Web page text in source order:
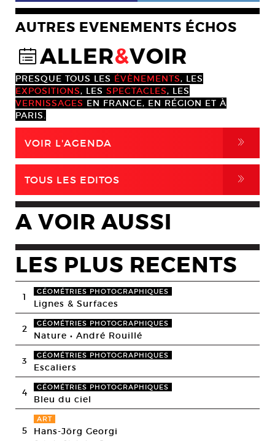
AUTRES EVENEMENTS ÉCHOS
@ALLER&VOIR
PRESQUE TOUS LES ÉVÈNEMENTS, LES
EXPOSITIONS, LES SPECTACLES, LES
VERNISSAGES EN FRANCE, EN RÉGION ET À
PARIS.
VOIR L'AGENDA ,
TOUS LES EDITOS ,
A VOIR AUSSI
LES PLUS RECENTS
1 GÉOMÉTRIES PHOTOGRAPHIQUES
Lignes & Surfaces
2 GÉOMÉTRIES PHOTOGRAPHIQUES
Nature • André Rouillé
3 GÉOMÉTRIES PHOTOGRAPHIQUES
Escaliers
4 GÉOMÉTRIES PHOTOGRAPHIQUES
Bleu du ciel
5
ART
Hans-Jörg Georgi